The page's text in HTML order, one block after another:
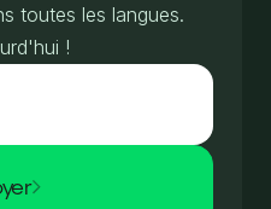
toutes les langues.
!